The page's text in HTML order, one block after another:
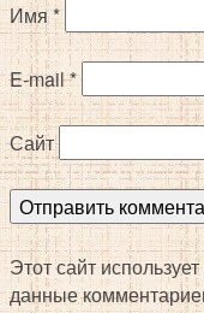
Имя*
E-mail*
Сайт
Этот сайт
данные